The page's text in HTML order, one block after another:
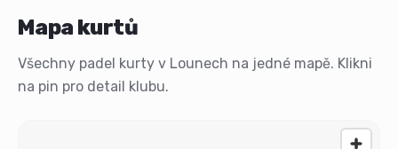
Mapa kurtů
Všechny padel kurty v Lounech na jedné mapě. Klikni
na pin pro detail klubu.